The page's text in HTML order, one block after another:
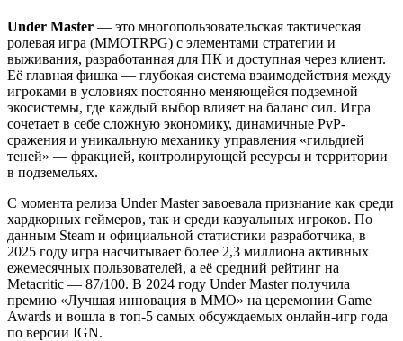
Under Master — это многопользовательская тактическая
ролевая игра (MMOTRPG) с элементами стратегии и
выживания, разработанная для ПК и доступная через клиент.
Её главная фишка — глубокая система взаимодействия между
игроками в условиях постоянно меняющейся подземной
экосистемы, где каждый выбор влияет на баланс сил. Игра
сочетает в себе сложную экономику, динамичные PvP-
сражения и уникальную механику управления «гильдией
теней» — фракцией, контролирующей ресурсы и территории
в подземельях.
С момента релиза Under Master завоевала признание как среди
хардкорных геймеров, так и среди казуальных игроков. По
данным Steam и официальной статистики разработчика, в
2025 году игра насчитывает более 2,3 миллиона активных
ежемесячных пользователей, а её средний рейтинг на
Metacritic — 87/100. В 2024 году Under Master получила
премию «Лучшая инновация в MMO» на церемонии Game
Awards и вошла в топ-5 самых обсуждаемых онлайн-игр года
по версии IGN.